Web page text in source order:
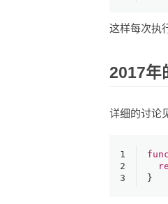
这样每次执
2017年
详细的讨论
1
2
3
}